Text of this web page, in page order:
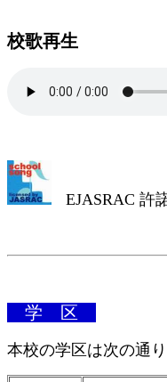
校歌再生
EJASRAC 許
学 区
本校の学区は次の通り